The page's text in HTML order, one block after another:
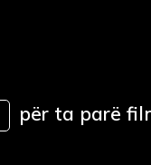
për ta parë